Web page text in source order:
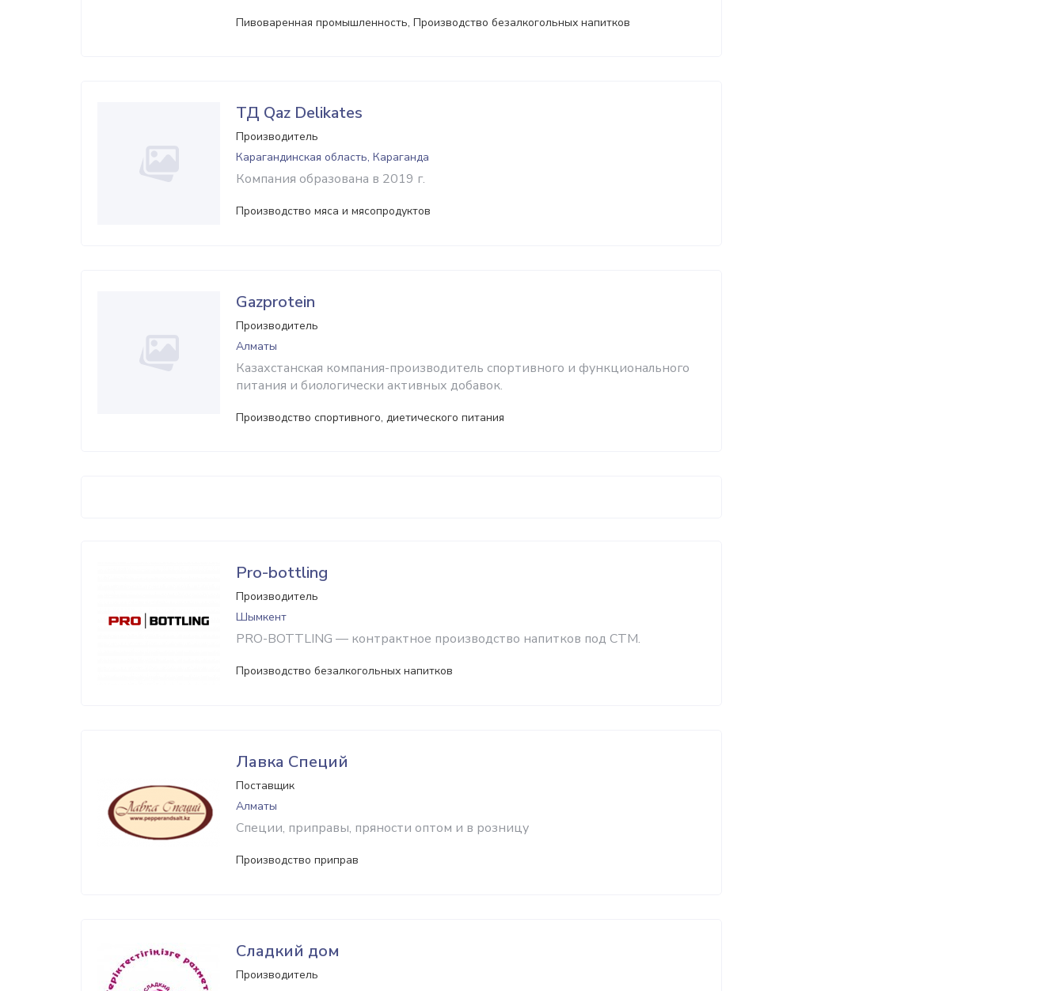
Пивоваренная промышленность, Производство безалкогольных напитков
ТД Qaz Delikates
Производитель
Карагандинская область, Караганда
Компания образована в 2019 г.
Производство мяса и мясопродуктов
Gazprotein
Производитель
Алматы
Казахстанская компания-производитель спортивного и функционального
питания и биологически активных добавок.
Производство спортивного, диетического питания
Pro-bottling
Производитель
Шымкент
PRO-BOTTLING — контрактное производство напитков под СТМ.
Производство безалкогольных напитков
Лавка Специй
Поставщик
Алматы
Специи, приправы, пряности оптом и в розницу
Производство приправ
Сладкий дом
Производитель